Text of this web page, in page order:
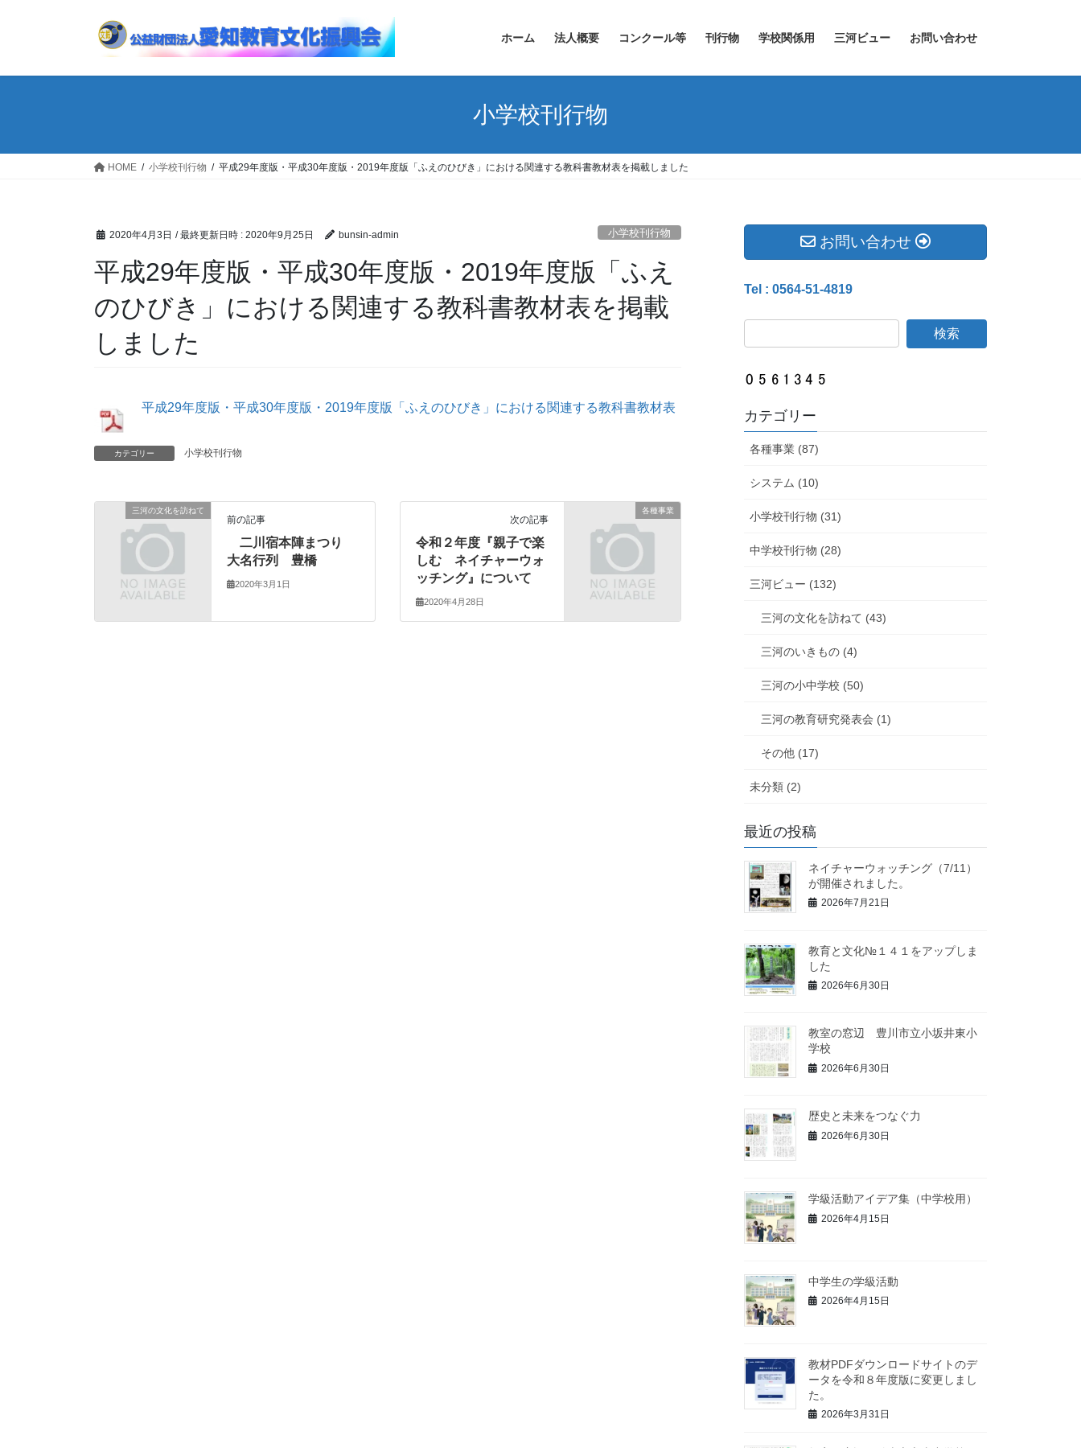
ホーム 法人概要 コンクール等 刊行物 学校関係用 三河ビュー お問い合わせ
小学校刊行物
HOME 小学校刊行物 平成29年度版・平成30年度版・2019年度版「ふえのひびき」における関連する教科書教材表を掲載しました
2020年4月3日 / 最終更新日時 : 2020年9月25日 bunsin-admin 小学校刊行物
平成29年度版・平成30年度版・2019年度版「ふえ
のひびき」における関連する教科書教材表を掲載
しました
平成29年度版・平成30年度版・2019年度版「ふえのひびき」における関連する教科書教材表
カテゴリー 小学校刊行物
三河の文化を訪ねて
前の記事
二川宿本陣まつり
大名行列 豊橋
2020年3月1日
各種事業
次の記事
令和２年度『親子で楽
しむ ネイチャーウォ
ッチング』について
2020年4月28日
お問い合わせ
Tel : 0564-51-4819
カテゴリー
各種事業 (87)
システム (10)
小学校刊行物 (31)
中学校刊行物 (28)
三河ビュー (132)
三河の文化を訪ねて (43)
三河のいきもの (4)
三河の小中学校 (50)
三河の教育研究発表会 (1)
その他 (17)
未分類 (2)
最近の投稿
ネイチャーウォッチング（7/11）
が開催されました。
2026年7月21日
教育と文化№１４１をアップしま
した
2026年6月30日
教室の窓辺 豊川市立小坂井東小
学校
2026年6月30日
歴史と未来をつなぐ力
2026年6月30日
学級活動アイデア集（中学校用）
2026年4月15日
中学生の学級活動
2026年4月15日
教材PDFダウンロードサイトのデ
ータを令和８年度版に変更しまし
た。
2026年3月31日